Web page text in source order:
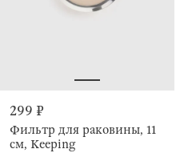
299 ₽
Фильтр для раковины, 11
см, Keeping